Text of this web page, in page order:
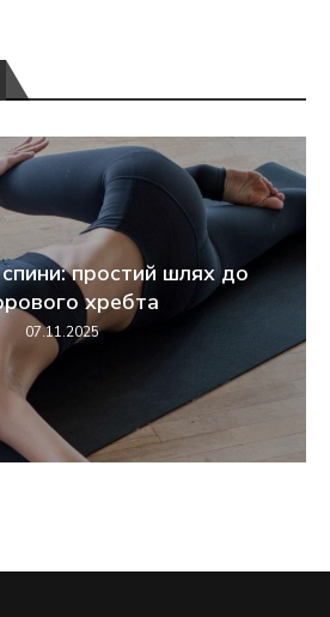
простий шлях до
хребта
07.11.2025